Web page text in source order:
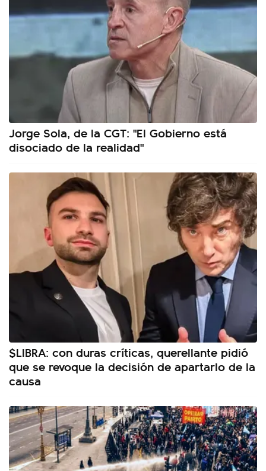
Jorge Sola, de la CGT: "El Gobierno está
disociado de la realidad"
$LIBRA: con duras críticas, querellante pidió
que se revoque la decisión de apartarlo de la
causa